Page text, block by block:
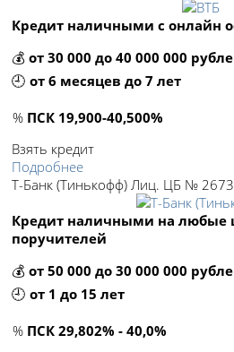
Кредит наличными с онлайн
💰от 30 000 до 40 000 000
🕘от 6 месяцев до 7 лет
% ПСК 19,900-40,500%
Взять кредит
Подробнее
Т-Банк (Тинькофф) Лиц. ЦБ № 2673
Кредит наличными на любые
поручителей
💰от 50 000 до 30 000 000
🕘от 1 до 15 лет
% ПСК 29,802% - 40,0%